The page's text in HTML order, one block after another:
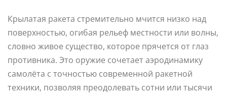
Крылатая ракета стремительно мчится низко над
поверхностью, огибая рельеф местности или волны,
словно живое существо, которое прячется от глаз
противника. Это оружие сочетает аэродинамику
самолёта с точностью современной ракетной
техники, позволяя преодолевать сотни или тысячи